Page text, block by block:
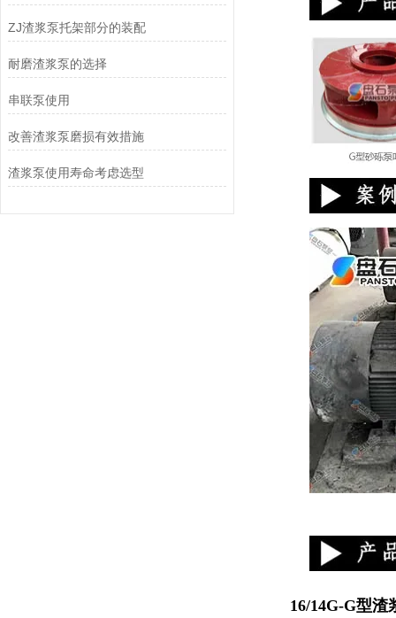
ZJ渣浆泵托架部分的装配
耐磨渣浆泵的选择
串联泵使用
改善渣浆泵磨损有效措施
渣浆泵使用寿命考虑选型
16/14G-G型渣